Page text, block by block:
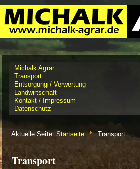
Michalk Agrar
Transport
Entsorgung / Verwertung
Landwirtschaft
Kontakt / Impressum
Datenschutz
Aktuelle Seite:Startseite Transport
Transport